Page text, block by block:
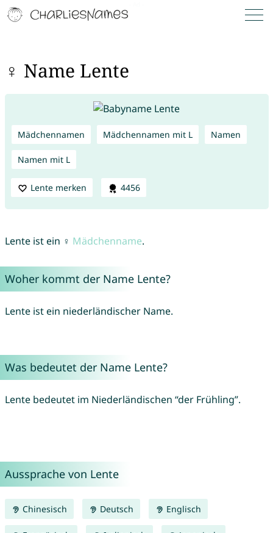
♀ Name Lente
Mädchennamen Mädchennamen mit L Namen
Namen mit L
Lente merken 4456
Lente ist ein ♀ Mädchenname.
Woher kommt der Name Lente?
Lente ist ein niederländischer Name.
Was bedeutet der Name Lente?
Lente bedeutet im Niederländischen “der Frühling”.
Aussprache von Lente
Chinesisch Deutsch Englisch